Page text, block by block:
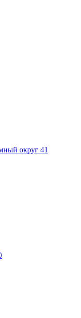
округ 41